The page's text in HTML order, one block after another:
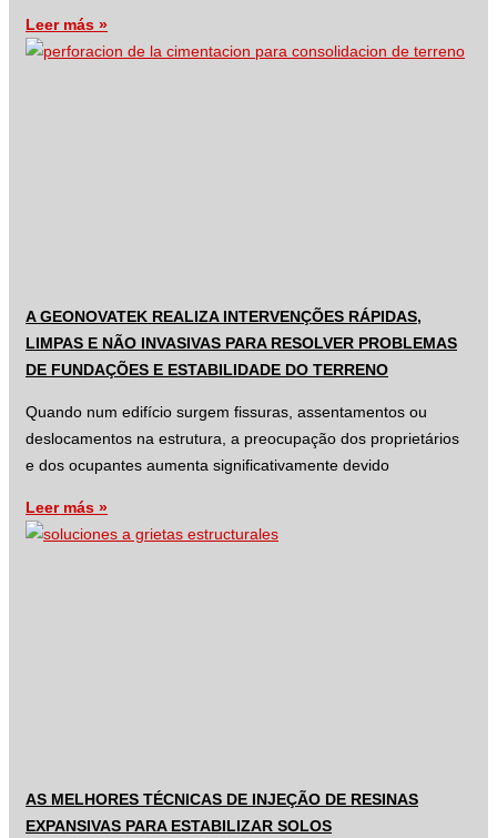
Leer más »
A GEONOVATEK REALIZA INTERVENÇÕES RÁPIDAS,
LIMPAS E NÃO INVASIVAS PARA RESOLVER PROBLEMAS
DE FUNDAÇÕES E ESTABILIDADE DO TERRENO
Quando num edifício surgem fissuras, assentamentos ou
deslocamentos na estrutura, a preocupação dos proprietários
e dos ocupantes aumenta significativamente devido
Leer más »
AS MELHORES TÉCNICAS DE INJEÇÃO DE RESINAS
EXPANSIVAS PARA ESTABILIZAR SOLOS